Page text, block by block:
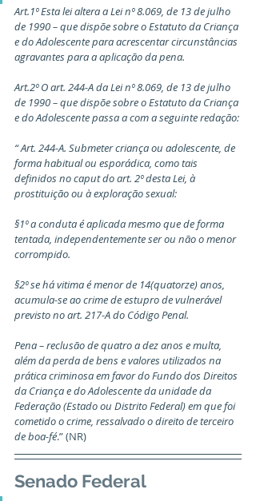
Art.1º Esta lei altera a Lei nº 8.069, de 13 de julho
de 1990 – que dispõe sobre o Estatuto da Criança
e do Adolescente para acrescentar circunstâncias
agravantes para a aplicação da pena.
Art.2º O art. 244-A da Lei nº 8.069, de 13 de julho
de 1990 – que dispõe sobre o Estatuto da Criança
e do Adolescente passa a com a seguinte redação:
“ Art. 244-A. Submeter criança ou adolescente, de
forma habitual ou esporádica, como tais
definidos no caput do art. 2º desta Lei, à
prostituição ou à exploração sexual:
§1º a conduta é aplicada mesmo que de forma
tentada, independentemente ser ou não o menor
corrompido.
§2º se há vitima é menor de 14(quatorze) anos,
acumula-se ao crime de estupro de vulnerável
previsto no art. 217-A do Código Penal.
Pena – reclusão de quatro a dez anos e multa,
além da perda de bens e valores utilizados na
prática criminosa em favor do Fundo dos Direitos
da Criança e do Adolescente da unidade da
Federação (Estado ou Distrito Federal) em que foi
cometido o crime, ressalvado o direito de terceiro
de boa-fé.” (NR)
Senado Federal